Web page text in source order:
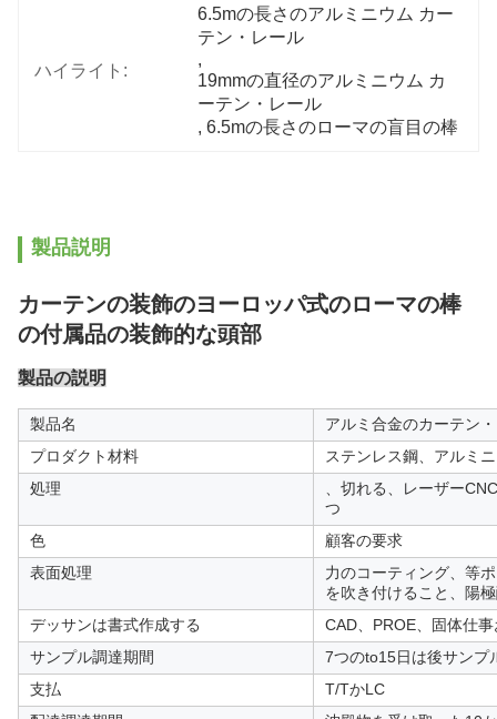
ハイライト:
6.5mの長さのアルミニウム カー
テン・レール
,
19mmの直径のアルミニウム カ
ーテン・レール
, 6.5mの長さのローマの盲目の棒
製品説明
カーテンの装飾のヨーロッパ式のローマの棒
の付属品の装飾的な頭部
製品の説明
製品名
アルミ合金のカーテン
プロダクト材料
ステンレス鋼、アルミ
処理
、切れる、レーザー
つ
色
顧客の要求
表面処理
力のコーティング、等
を吹き付けること、陽
デッサンは書式作成する
CAD、PROE、固体仕
サンプル調達期間
7つのto15日は後サンプ
支払
T/TかLC